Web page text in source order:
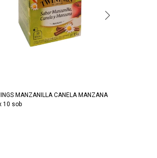
MANZANILLA CANELA MANZANA
10 sob